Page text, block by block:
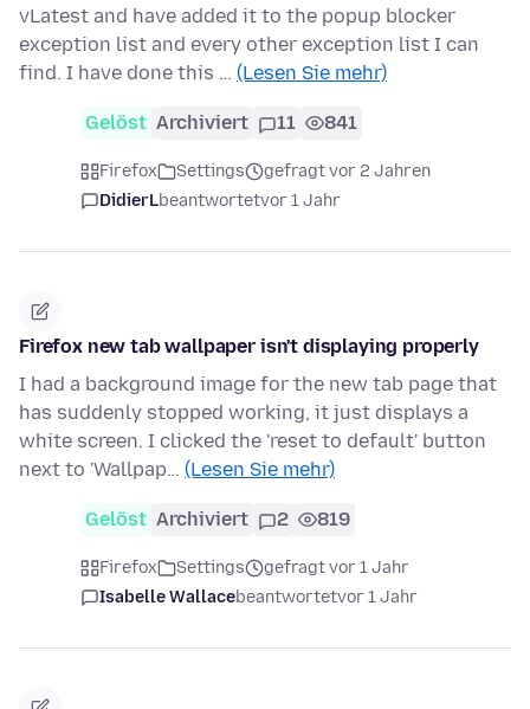
vLatest and have added it to the popup blocker
exception list and every other exception list I can
find. I have done this … (Lesen Sie mehr)
Gelöst Archiviert 11 841
Firefox Settings
gefragt vor 2 Jahren
DidierLbeantwortetvor 1 Jahr
Firefox new tab wallpaper isn't displaying properly
I had a background image for the new tab page that
has suddenly stopped working, it just displays a
white screen. I clicked the 'reset to default' button
next to 'Wallpap… (Lesen Sie mehr)
Gelöst Archiviert 2 819
Firefox Settings
gefragt vor 1 Jahr
Isabelle Wallacebeantwortetvor 1 Jahr